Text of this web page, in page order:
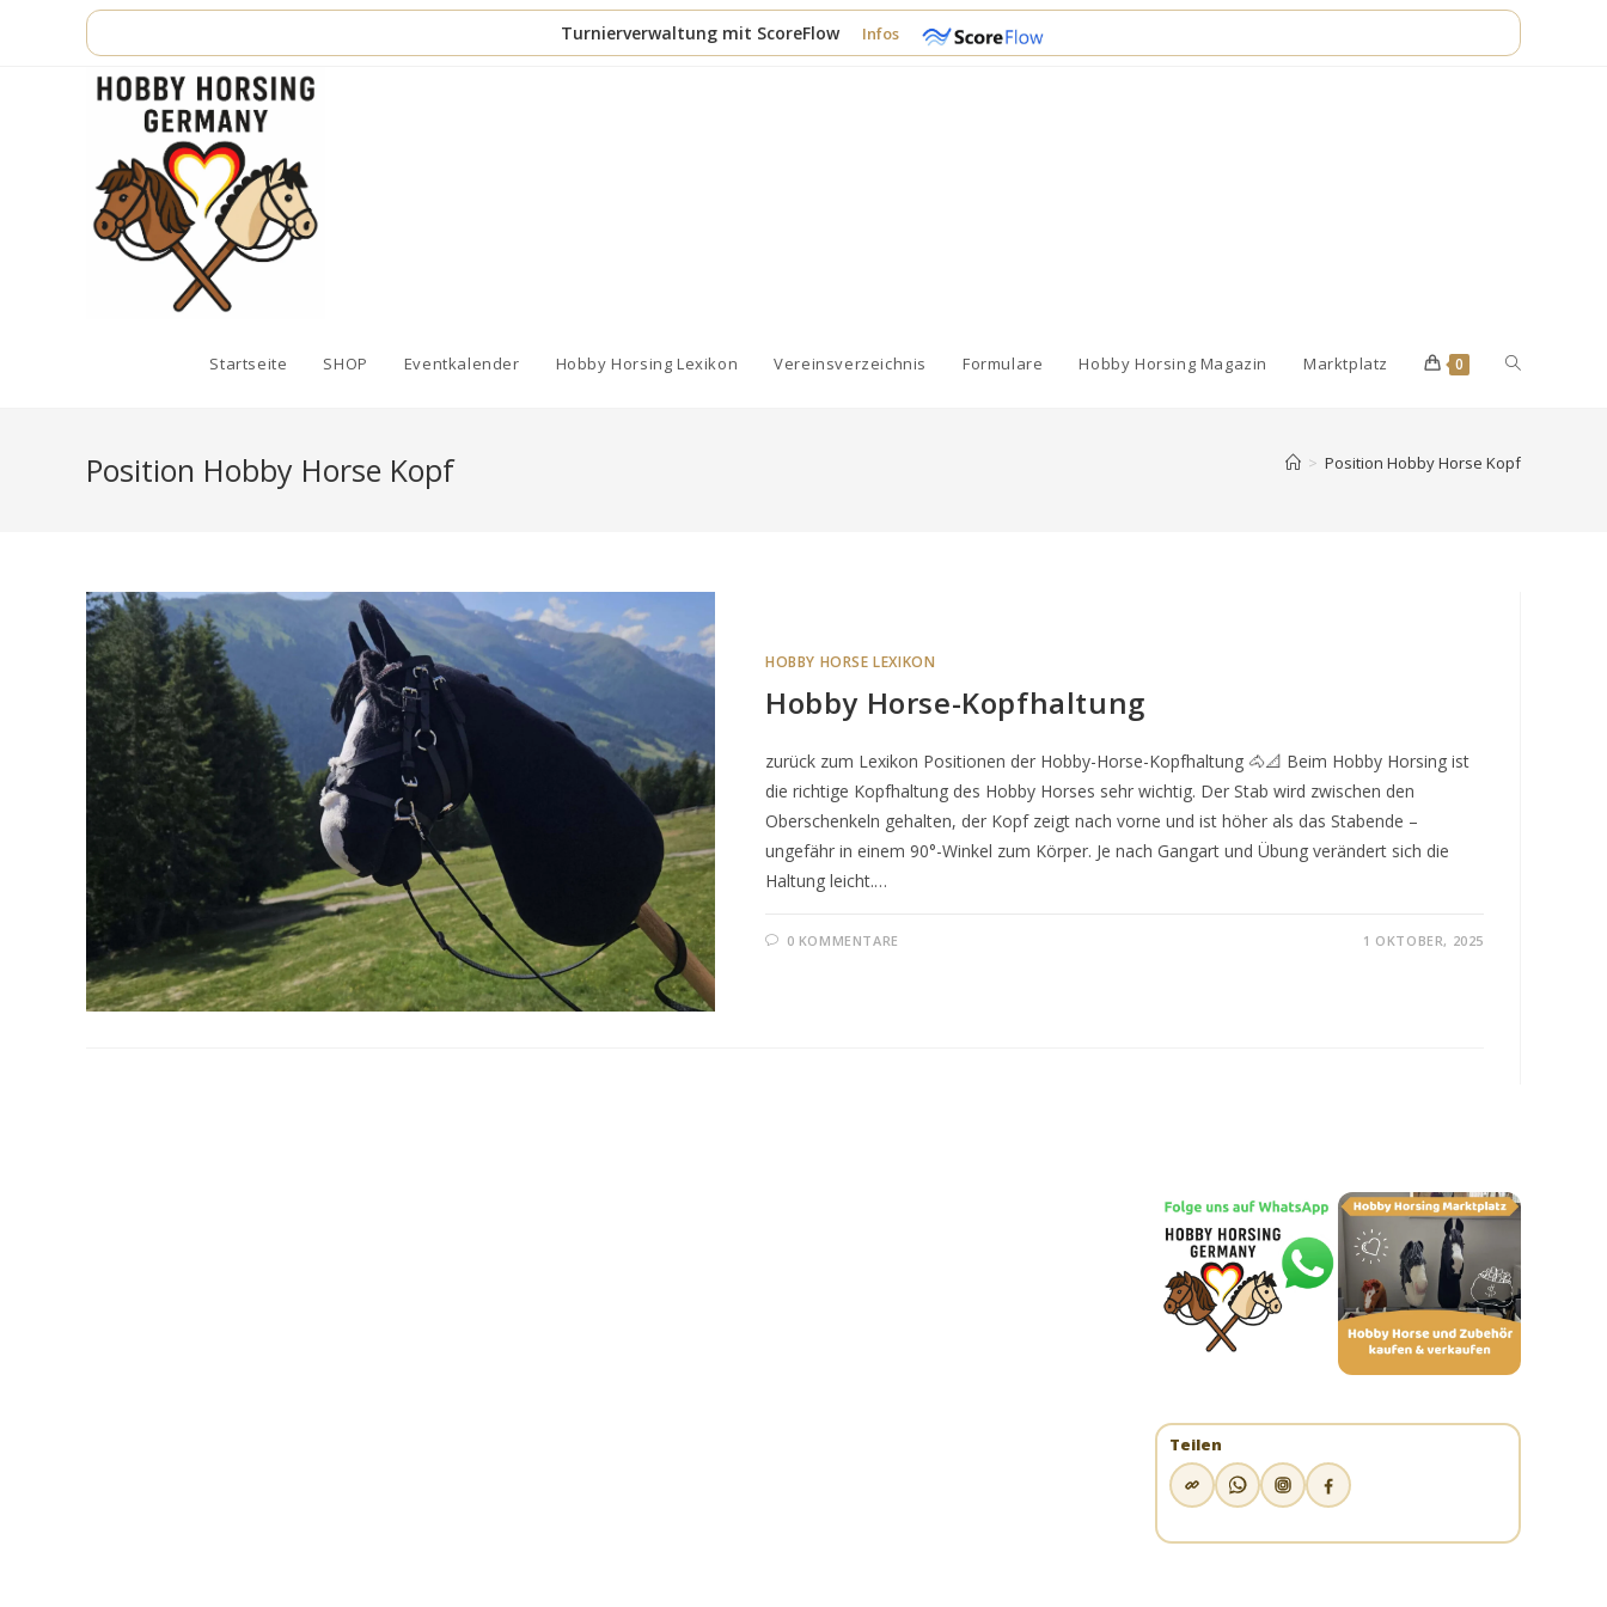
Turnierverwaltung mit ScoreFlow Infos
Startseite SHOP Eventkalender Hobby Horsing Lexikon Vereinsverzeichnis Formulare Hobby Horsing Magazin Marktplatz 0 Website-
Suche
Position Hobby Horse Kopf > Position Hobby Horse Kopf
HOBBY HORSE LEXIKON
Hobby Horse-Kopfhaltung
zurück zum Lexikon Positionen der Hobby-Horse-Kopfhaltung 🐴📐 Beim Hobby Horsing ist
die richtige Kopfhaltung des Hobby Horses sehr wichtig. Der Stab wird zwischen den
Oberschenkeln gehalten, der Kopf zeigt nach vorne und ist höher als das Stabende –
ungefähr in einem 90°-Winkel zum Körper. Je nach Gangart und Übung verändert sich die
Haltung leicht.…
0 KOMMENTARE 1 OKTOBER, 2025
Teilen